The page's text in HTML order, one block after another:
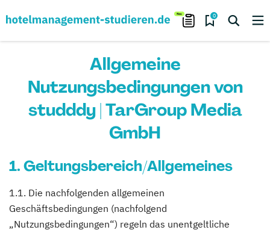
0
Allgemeine
Nutzungsbedingungen von
studddy | TarGroup Media
GmbH
1. Geltungsbereich/Allgemeines
1.1. Die nachfolgenden allgemeinen
Geschäftsbedingungen (nachfolgend
„Nutzungsbedingungen“) regeln das unentgeltliche